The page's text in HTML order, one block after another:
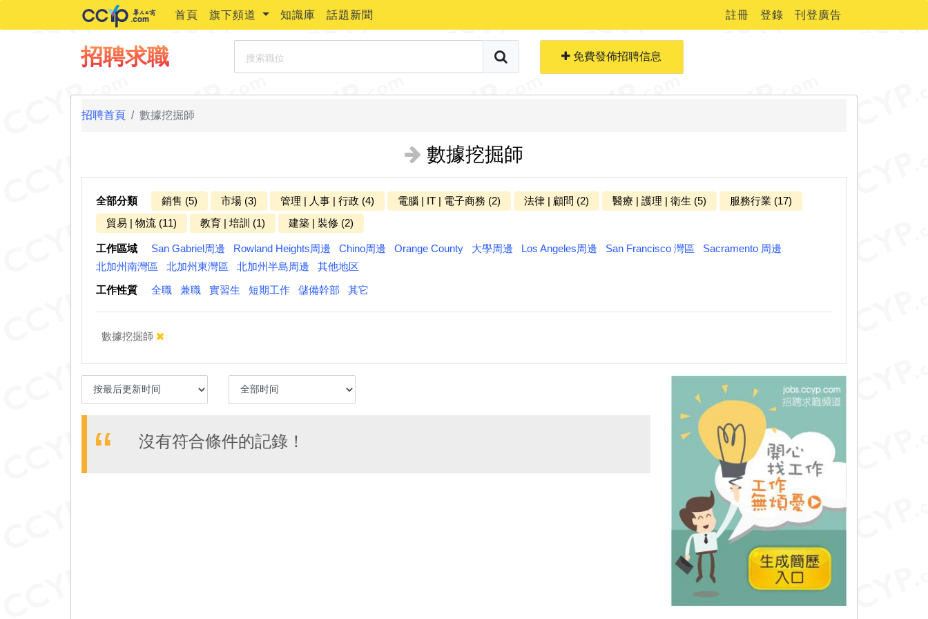
首頁 旗下頻道 知識庫 話題新聞 註冊 登錄 刊登廣告
招聘求職 免費發佈招聘信息
免費生成簡歷
招聘首頁 數據挖掘師
數據挖掘師
全部分類 銷售 (5) 市場 (3) 管理 | 人事 | 行政 (4) 電腦 | IT | 電子商務 (2) 法律 | 顧問 (2) 醫療 | 護理 | 衛生 (5)
服務行業 (17)
貿易 | 物流 (11)
教育 | 培訓 (1) 建築 | 裝修 (2)
工作區域 San Gabriel周邊 Rowland Heights周邊 Chino周邊 Orange County 大學周邊 Los Angeles周邊 San Francisco 灣區
Sacramento 周邊
北加州南灣區
北加州東灣區 北加州半島周邊
其他地区
工作性質
全職 兼職 實習生 短期工作 儲備幹部 其它
數據挖掘師
沒有符合條件的記錄！